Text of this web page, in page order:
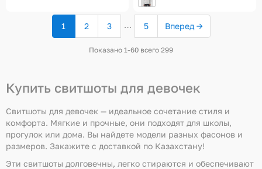
1(текущая
2 3 … 5 Вперед →
Показано 1-60 всего 299
Купить свитшоты для девочек
Свитшоты для девочек — идеальное сочетание стиля и
комфорта. Мягкие и прочные, они подходят для школы,
прогулок или дома. Вы найдете модели разных фасонов и
размеров. Закажите с доставкой по Казахстану!
Эти свитшоты долговечны, легко стираются и обеспечивают